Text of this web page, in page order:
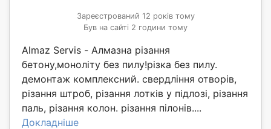
Зареєстрований 12 років тому
Був на сайті 2 години тому
Almaz Servis - Алмазна різання
бетону,моноліту без пилу!різка без пилу.
демонтаж комплексний. свердління отворів,
різання штроб, різання лотків у підлозі, різання
паль, різання колон. різання пілонів....
Докладніше